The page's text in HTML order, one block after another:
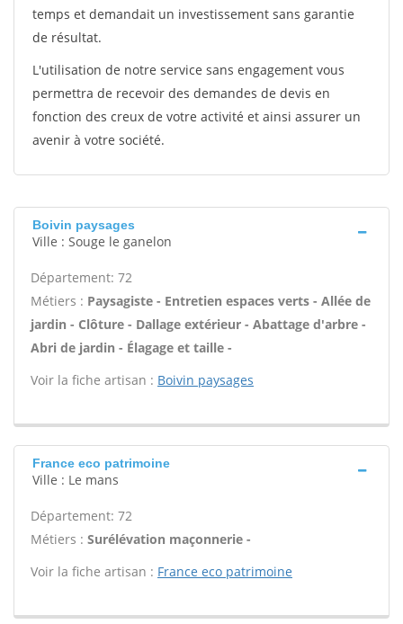
temps et demandait un investissement sans garantie
de résultat.
L'utilisation de notre service sans engagement vous
permettra de recevoir des demandes de devis en
fonction des creux de votre activité et ainsi assurer un
avenir à votre société.
Boivin paysages
Ville : Souge le ganelon
Département: 72
Métiers : Paysagiste - Entretien espaces verts - Allée de
jardin - Clôture - Dallage extérieur - Abattage d'arbre -
Abri de jardin - Élagage et taille -
Voir la fiche artisan : Boivin paysages
France eco patrimoine
Ville : Le mans
Département: 72
Métiers : Surélévation maçonnerie -
Voir la fiche artisan : France eco patrimoine